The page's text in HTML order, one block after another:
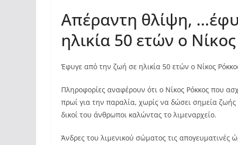
Απέραντη θλίψη,
ηλικία 50 ετών ο
Έφυγε από την ζωή σε ηλικία 50 ετών ο Νίκος
Πληροφορίες αναφέρουν ότι ο Νίκος Ρόκκος που
πρωί για την παραλία, χωρίς να δώσει σημεία
δικοί του άνθρωποι καλώντας το λιμεναρχείο.
Άνδρες του λιμενικού σώματος τις απογευματινές